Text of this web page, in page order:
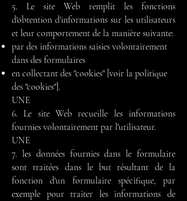
5. Le site Web remplit les fonctions
d'obtention d'informations sur les utilisateurs
et leur comportement de la manière suivante:
par des informations saisies volontairement
dans des formulaires
en collectant des "cookies" [voir la politique
des "cookies"].
UNE
6. Le site Web recueille les informations
fournies volontairement par l'utilisateur.
UNE
7. les données fournies dans le formulaire
sont traitées dans le but résultant de la
fonction d'un formulaire spécifique, par
exemple pour traiter les informations de